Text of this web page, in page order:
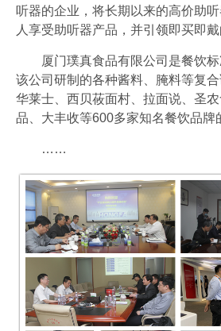
听器的企业，将长期以来的高价助
人享受助听器产品，并引领即买即戴
厦门璞真食品有限公司是餐饮标
该公司研制的各种酱料、腌料等复
华莱士、西贝莜面村、拉面说、圣
品、大丰收等600多家知名餐饮品牌
……